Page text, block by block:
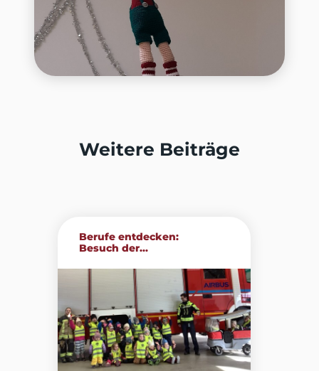
Weitere Beiträge
Berufe entdecken:
Besuch der...